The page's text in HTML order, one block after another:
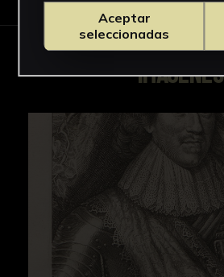
IMÁGENES
Aceptar
seleccionadas